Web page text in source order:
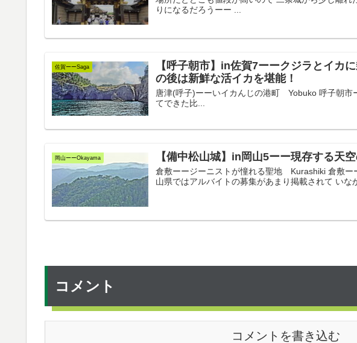
りになるだろうーー ...
佐賀ーーSaga
【呼子朝市】in佐賀7ーークジラとイカ
の後は新鮮な活イカを堪能！
唐津(呼子)ーーいイカんじの港町 Yobuko 呼子朝市
てできた比...
岡山ーーOkayama 【備中松山城】in岡山5ーー現存する天
倉敷ーージーニストが憧れる聖地 Kurashiki 倉敷ー
山県ではアルバイトの募集があまり掲載されて いな
コメント
コメントを書き込む